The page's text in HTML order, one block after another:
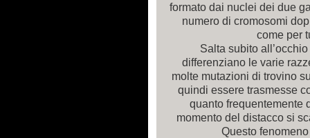
formato dai nuclei dei due
numero di cromosomi
come per
Salta subito
differenziano le varie
molte mutazioni di trovino
quindi essere trasmesse
quanto frequentemente
momento del distacco si
Questo